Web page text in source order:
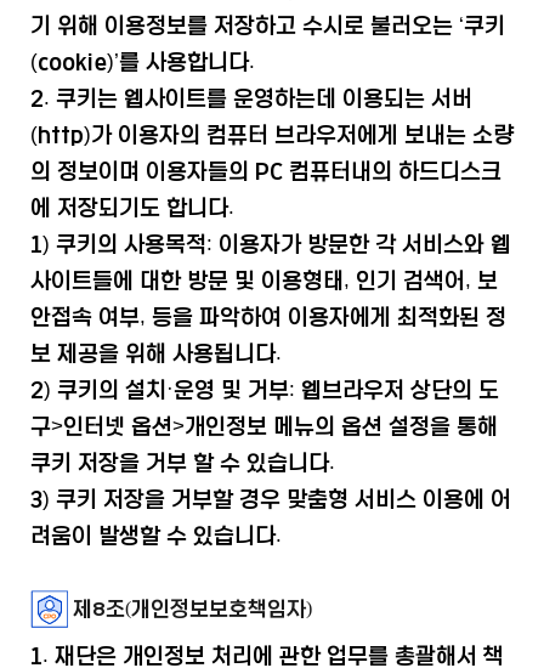
기 위해 이용정보를 저장하고 수시로 불러오는 ‘쿠키
(cookie)’를 사용합니다.
2. 쿠키는 웹사이트를 운영하는데 이용되는 서버
(http)가 이용자의 컴퓨터 브라우저에게 보내는 소량
의 정보이며 이용자들의 PC 컴퓨터내의 하드디스크
에 저장되기도 합니다.
1) 쿠키의 사용목적: 이용자가 방문한 각 서비스와 웹
사이트들에 대한 방문 및 이용형태, 인기 검색어, 보
안접속 여부, 등을 파악하여 이용자에게 최적화된 정
보 제공을 위해 사용됩니다.
2) 쿠키의 설치·운영 및 거부: 웹브라우저 상단의 도
구>인터넷 옵션>개인정보 메뉴의 옵션 설정을 통해
쿠키 저장을 거부 할 수 있습니다.
3) 쿠키 저장을 거부할 경우 맞춤형 서비스 이용에 어
려움이 발생할 수 있습니다.
제8조(개인정보보호책임자)
1. 재단은 개인정보 처리에 관한 업무를 총괄해서 책